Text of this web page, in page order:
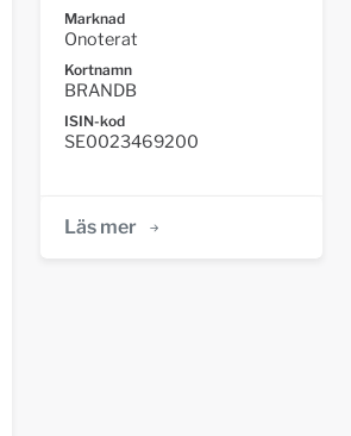
Marknad
Onoterat
Kortnamn
BRANDB
ISIN-kod
SE0023469200
Läs mer